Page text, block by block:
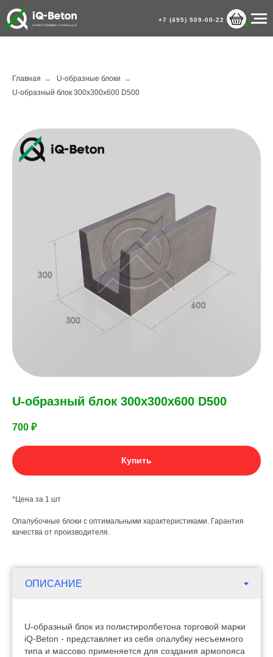
+7 (495) 509-00-22
Главная → U-образные блоки →
U-образный блок 300х300х600 D500
U-образный блок 300х300х600 D500
700 ₽
Купить
*Цена за 1 шт
Опалубочные блоки с оптимальными характеристиками. Гарантия
качества от производителя.
U-образный блок из полистиролбетона торговой марки
iQ-Beton - представляет из себя опалубку несъемного
типа и массово применяется для создания армопояса